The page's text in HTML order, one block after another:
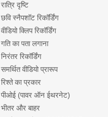
रात्रि दृष्टि
छवि स्नैपशॉट रिकॉर्डिंग
वीडियो क्लिप रिकॉर्डिंग
गति का पता लगाना
निरंतर रिकॉर्डिंग
समर्थित वीडियो प्रारूप
रिश्ते का प्रकार
पीओई (पावर ऑन ईथरनेट)
भीतर और बाहर